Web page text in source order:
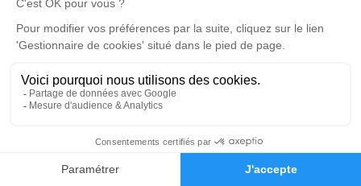
Faire-part Hommages
Je rends hommage
Cérémonie
vendredi 10 juillet 2026 à 10h00
74290 Veyrier du Lac